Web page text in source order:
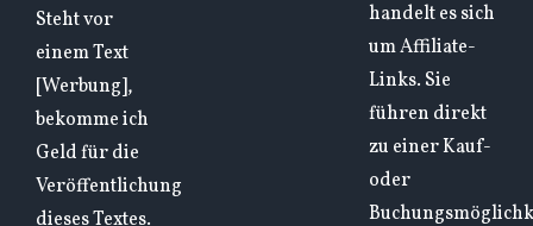
Steht vor
einem Text
[Werbung],
bekomme ich
Geld für die
Veröffentlichung
dieses Textes.
handelt es sich
um Affiliate-
Links. Sie
führen direkt
zu einer Kauf-
oder